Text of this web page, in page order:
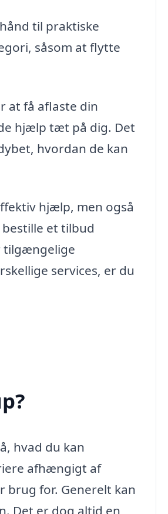
til praktiske
såsom at flytte
at få aflaste din
hjælp tæt på dig. Det
hvordan de kan
hjælp, men også
et tilbud
tilgængelige
services, er du
hvad du kan
afhængigt af
brug for. Generelt kan
Det er dog altid en